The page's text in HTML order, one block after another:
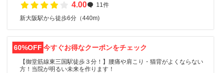
4.00
11件
新大阪駅から徒歩6分（440m)
60%OFF 今すぐお得なクーポンをチェック
【御堂筋線東三国駅徒歩３分！】腰痛や肩こり・猫背がよくならない
方！当院が明るい未来を作ります！